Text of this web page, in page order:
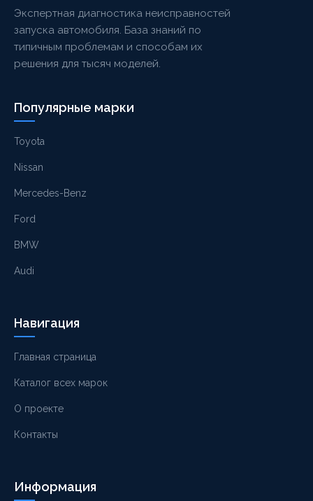
Экспертная диагностика неисправностей
запуска автомобиля. База знаний по
типичным проблемам и способам их
решения для тысяч моделей.
Популярные марки
Toyota
Nissan
Mercedes-Benz
Ford
BMW
Audi
Навигация
Главная страница
Каталог всех марок
О проекте
Контакты
Информация